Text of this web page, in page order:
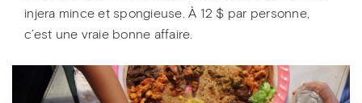
injera mince et spongieuse. À 12 $ par personne,
c’est une vraie bonne affaire.